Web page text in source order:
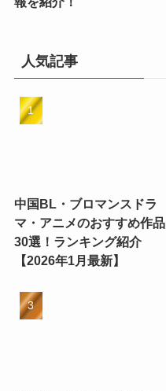
人気記事
中国BL・ブロマンスドラ
マ・アニメのおすすめ作品
30選！ランキング紹介
【2026年1月最新】